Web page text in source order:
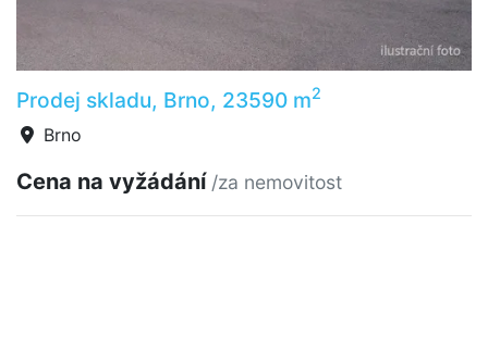
Prodej skladu, Brno, 23590 m2
Brno
Cena na vyžádání /za nemovitost